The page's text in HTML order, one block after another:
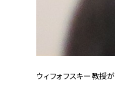
ウィフォフスキー教授